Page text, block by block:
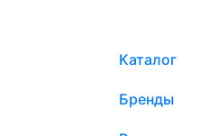
Каталог
Бренды